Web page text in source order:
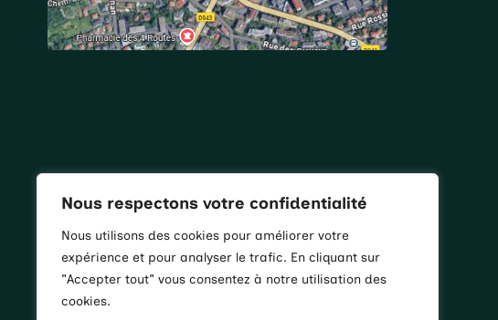
Nous respectons votre confidentialité
Nous utilisons des cookies pour améliorer votre
expérience et pour analyser le trafic. En cliquant sur
"Accepter tout" vous consentez à notre utilisation des
cookies.